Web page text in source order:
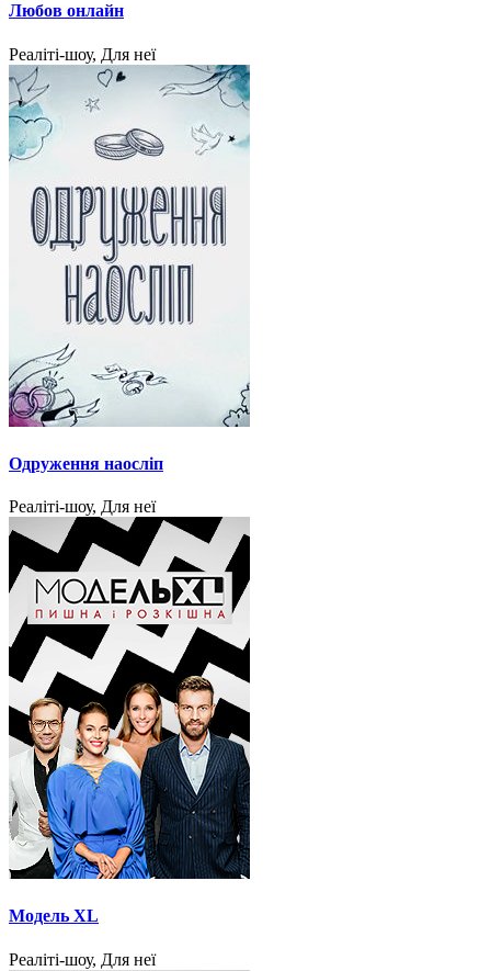
Любов онлайн
Реаліті-шоу, Для неї
Одруження наосліп
Реаліті-шоу, Для неї
Модель XL
Реаліті-шоу, Для неї